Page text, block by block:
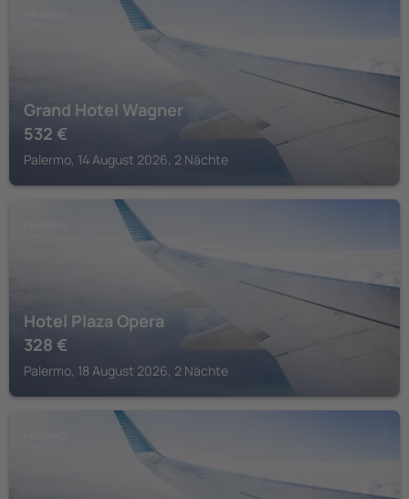
Grand Hotel Wagner
532 €
Palermo, 14 August 2026, 2 Nächte
Hotel Plaza Opera
328 €
Palermo, 18 August 2026, 2 Nächte